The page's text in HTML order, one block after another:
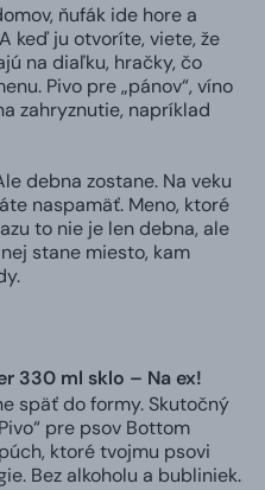
ňufák ide hore a
keď ju otvoríte, viete, že
na diaľku, hračky, čo
Pivo pre „pánov“, víno
zahryznutie, napríklad
debna zostane. Na veku
naspamäť. Meno, ktoré
to nie je len debna, ale
stane miesto, kam
330 ml sklo – Na ex!
späť do formy. Skutočný
pre psov Bottom
ktoré tvojmu psovi
Bez alkoholu a bubliniek.